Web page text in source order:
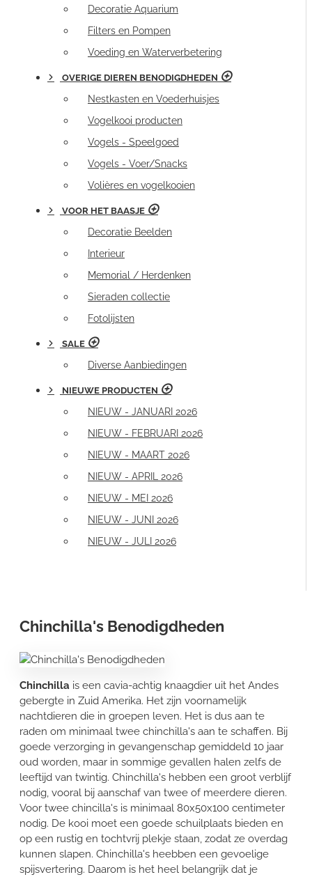
Decoratie Aquarium
Filters en Pompen
Voeding en Waterverbetering
OVERIGE DIEREN BENODIGDHEDEN
Nestkasten en Voederhuisjes
Vogelkooi producten
Vogels - Speelgoed
Vogels - Voer/Snacks
Volières en vogelkooien
VOOR HET BAASJE
Decoratie Beelden
Interieur
Memorial / Herdenken
Sieraden collectie
Fotolijsten
SALE
Diverse Aanbiedingen
NIEUWE PRODUCTEN
NIEUW - JANUARI 2026
NIEUW - FEBRUARI 2026
NIEUW - MAART 2026
NIEUW - APRIL 2026
NIEUW - MEI 2026
NIEUW - JUNI 2026
NIEUW - JULI 2026
Chinchilla's Benodigdheden
Chinchilla is een cavia-achtig knaagdier uit het Andes
gebergte in Zuid Amerika. Het zijn voornamelijk
nachtdieren die in groepen leven. Het is dus aan te
raden om minimaal twee chinchilla's aan te schaffen. Bij
goede verzorging in gevangenschap gemiddeld 10 jaar
oud worden, maar in sommige gevallen halen zelfs de
leeftijd van twintig. Chinchilla's hebben een groot verblijf
nodig, vooral bij aanschaf van twee of meerdere dieren.
Voor twee chincilla's is minimaal 80x50x100 centimeter
nodig. De kooi moet een goede schuilplaats bieden en
op een rustig en tochtvrij plekje staan, zodat ze overdag
kunnen slapen. Chinchilla's heebben een gevoelige
spijsvertering. Daarom is het heel belangrijk dat je